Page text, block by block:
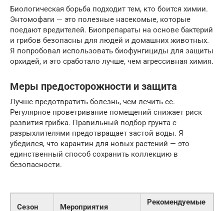
Биологическая борьба подходит тем, кто боится химии.
Энтомофаги — это полезные насекомые, которые
поедают вредителей. Биопрепараты на основе бактерий
и грибов безопасны для людей и домашних животных.
Я попробовал использовать биофунгициды для защиты
орхидей, и это сработало лучше, чем агрессивная химия.
Меры предосторожности и защита
Лучше предотвратить болезнь, чем лечить ее.
Регулярное проветривание помещений снижает риск
развития грибка. Правильный подбор грунта с
разрыхлителями предотвращает застой воды. Я
убедился, что карантин для новых растений — это
единственный способ сохранить коллекцию в
безопасности.
Сезон Мероприятия
Рекомендуемые